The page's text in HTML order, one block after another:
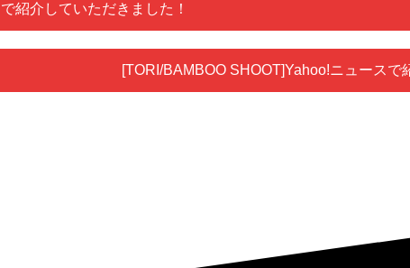
紹介していただきました！
[TORI/BAMBOO SHOOT]Yahoo!ニュースで